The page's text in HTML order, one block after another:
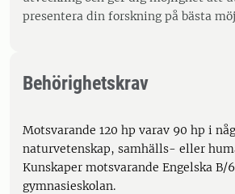
presentera din forskning på bästa
Behörighetskrav
Motsvarande 120 hp varav 90 hp i
naturvetenskap, samhälls- eller
Kunskaper motsvarande Engelska B/
gymnasieskolan.